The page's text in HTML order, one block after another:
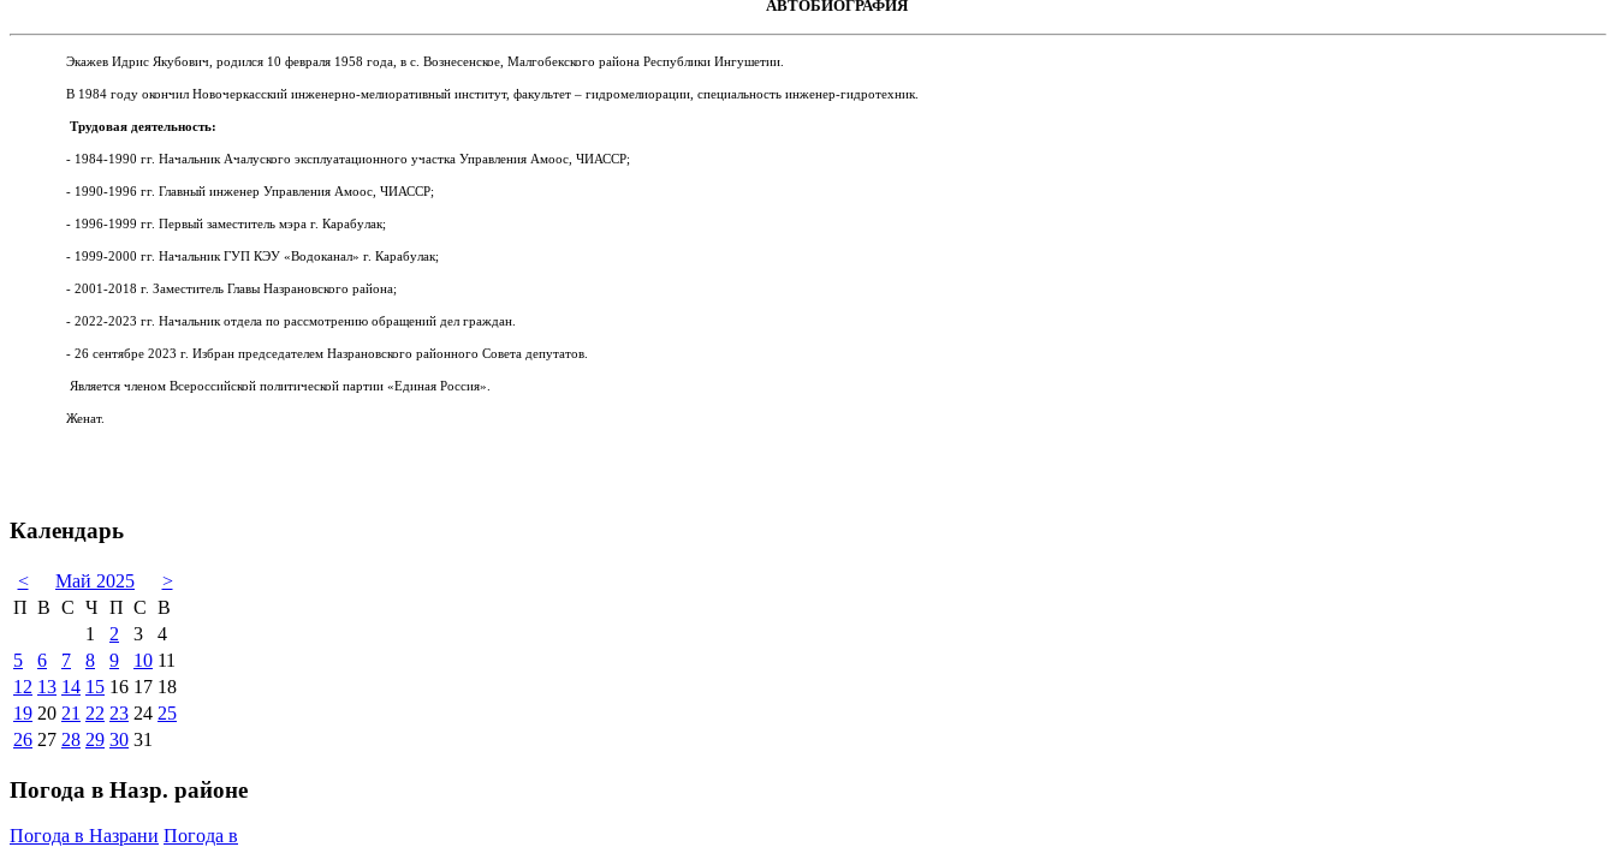
АВТОБИОГРАФИЯ
Экажев Идрис Якубович, родился 10 февраля 1958 года, в с.Вознесенское, Малгобекского района Республики Ингушетии.
В 1984 году окончил Новочеркасский инженерно-мелиоративный институт, факультет – гидромелиорации, специальность инженер-гидротехник.
Трудовая деятельность:
- 1984-1990 гг. Начальник Ачалуского эксплуатационного участка Управления Амоос, ЧИАССР;
- 1990-1996 гг. Главный инженер Управления Амоос, ЧИАССР;
- 1996-1999 гг. Первый заместитель мэра г. Карабулак;
- 1999-2000 гг. Начальник ГУП КЭУ «Водоканал» г. Карабулак;
- 2001-2018 г. Заместитель Главы Назрановского района;
- 2022-2023 гг. Начальник отдела по рассмотрению обращений дел граждан.
- 26 сентябре 2023 г. Избран председателем Назрановского районного Совета депутатов.
Является членом Всероссийской политической партии «Единая Россия».
Женат.
Календарь
< Май 2025
>
П В С Ч П С В
1
2 3
4
5
6 7 8 9 10 11
12 13 14 15 16 17 18
19 20 21 22 23 24 25
26 27 28 29 30 31
Погода в Назр. районе
Погода в Назрани Погода в